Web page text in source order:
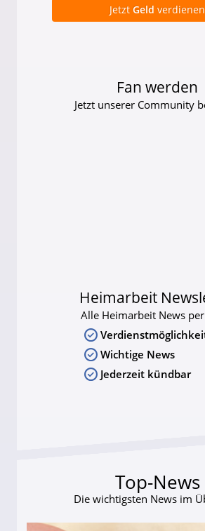
Jetzt Geld verdienen
Fan werden
Jetzt unserer Community
Heimarbeit
Alle Heimarbeit News
Wichtige News
Jederzeit kündbar
Top-News
Die wichtigsten News im